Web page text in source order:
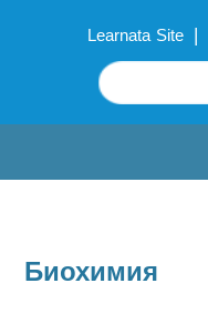
Learnata Site |
Биохимия